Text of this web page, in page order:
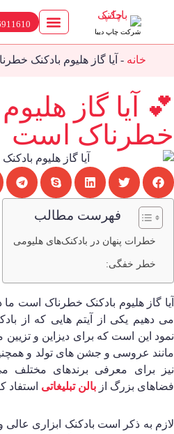
شرکت چاپ دیبا
خانه- آیا گاز هلیوم بادکنک
آیا گاز
است
فهرست مطالب
خطرات پنهان در بادکنک‌های هلیومی
خطر خفگی:
گاز هلیوم بادکنک خطرناک است ما
دهیم یکی از آیتم هایی که از
این است که برای دیزاین و
عروسی و جشن های تولد و
برای معرفی برندهای مختلف می
بزرگ از بالن تبلیغاتیاستفاد
به ذکر است بادکنک ابزاری عالی